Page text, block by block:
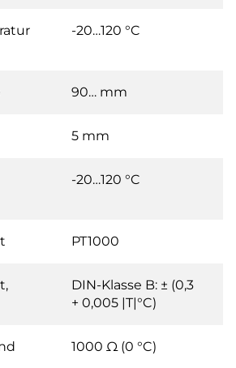
-20…120 °C
90… mm
5 mm
-20…120 °C
PT1000
DIN-Klasse B: ± (0,3
+ 0,005 |T|°C)
1000 Ω (0 °C)